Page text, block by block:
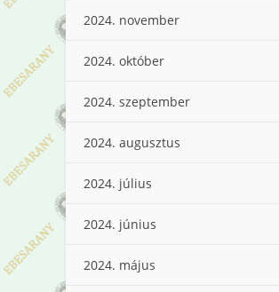
2024. november
2024. október
2024. szeptember
2024. augusztus
2024. július
2024. június
2024. május